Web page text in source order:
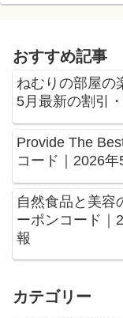
おすすめ記事
ねむりの部屋の
5月最新の割引
Provide The
コード｜2026
自然食品と美容
ーポンコード｜
報
カテゴリー